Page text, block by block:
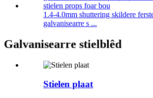
1.4-4.0mm shuttering skildere
galvanisearre s ...
Galvanisearre stielblêd
Stielen plaat